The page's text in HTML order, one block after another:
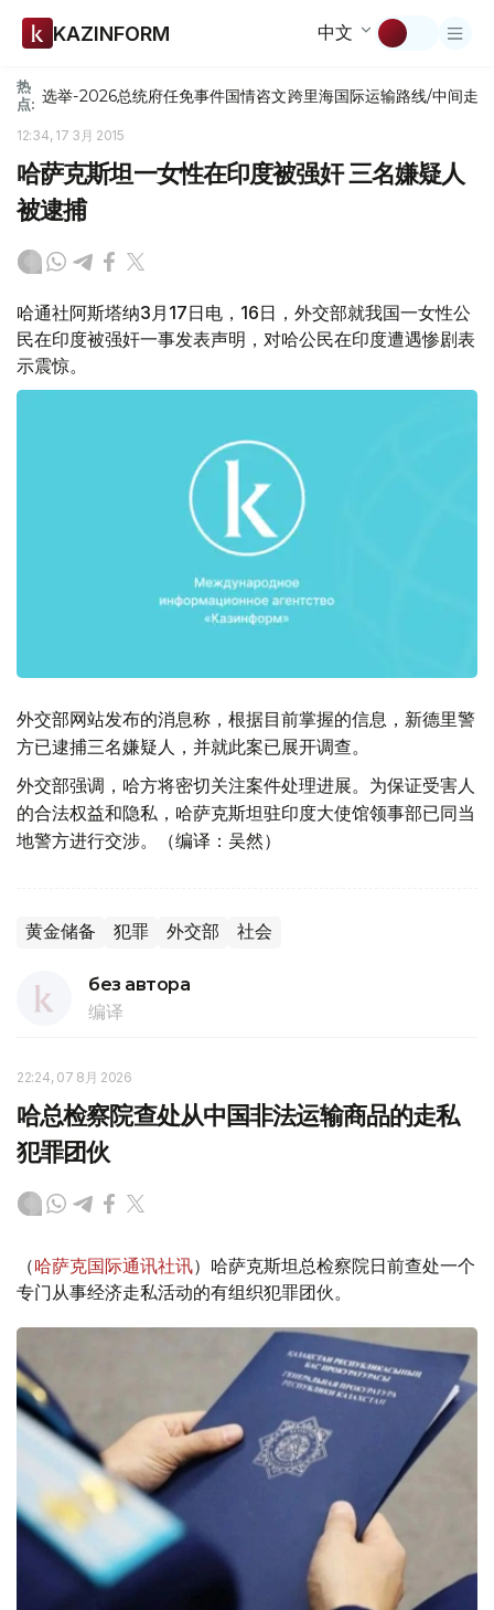
KAZINFORM 中文
热
点: 选举-2026总统府任免事件国情咨文跨里海国际运输路线/中间走廊
12:34, 17 3月 2015
哈萨克斯坦一女性在印度被强奸 三名嫌疑人
被逮捕
哈通社阿斯塔纳3月17日电，16日，外交部就我国一女性公
民在印度被强奸一事发表声明，对哈公民在印度遭遇惨剧表
示震惊。
外交部网站发布的消息称，根据目前掌握的信息，新德里警
方已逮捕三名嫌疑人，并就此案已展开调查。
外交部强调，哈方将密切关注案件处理进展。为保证受害人
的合法权益和隐私，哈萨克斯坦驻印度大使馆领事部已同当
地警方进行交涉。（编译：吴然）
黄金储备 犯罪 外交部 社会
без автора
编译
22:24, 07 8月 2026
哈总检察院查处从中国非法运输商品的走私
犯罪团伙
（哈萨克国际通讯社讯）哈萨克斯坦总检察院日前查处一个
专门从事经济走私活动的有组织犯罪团伙。